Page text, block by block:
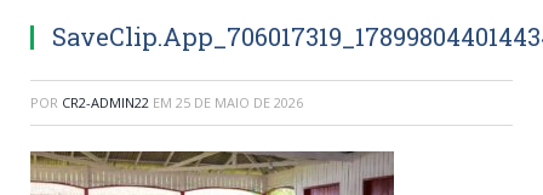
POR CR2-ADMIN22 EM 25 DE MAIO DE 2026